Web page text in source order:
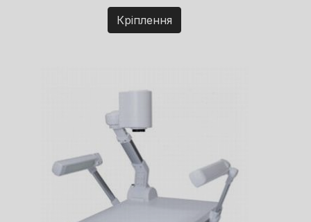
Кріплення